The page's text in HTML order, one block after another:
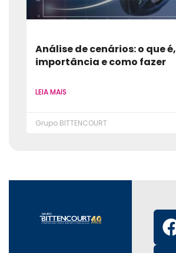
Análise de cenários: o que é,
importância e como fazer
LEIA MAIS
Grupo BITTENCOURT